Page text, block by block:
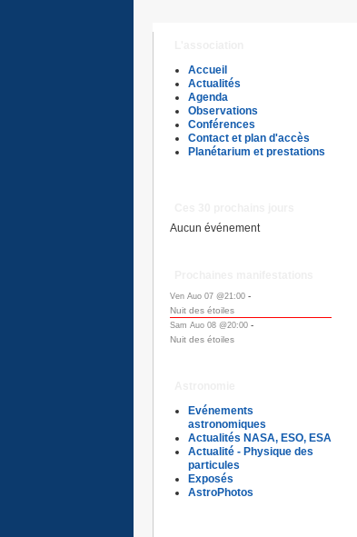
Accueil
Actualités
Agenda
Observations
Conférences
Contact et plan d'accès
Planétarium et prestations
Aucun événement
Ven Auo 07 @21:00 -
Nuit des étoiles
Sam Auo 08 @20:00 -
Nuit des étoiles
Evénements
astronomiques
Actualités NASA, ESO, ESA
Actualité - Physique des
particules
Exposés
AstroPhotos